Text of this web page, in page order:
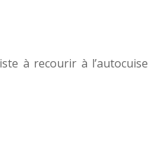
à recourir à